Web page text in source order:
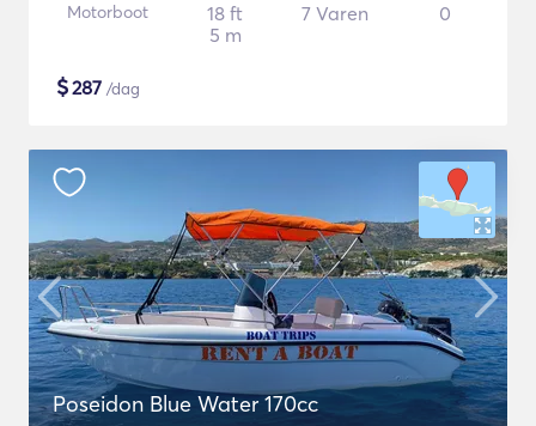
Motorboot
18 ft
5 m
7 Varen 0
$287 /dag
Poseidon Blue Water 170cc